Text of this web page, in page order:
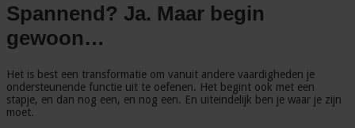
Spannend? Ja. Maar begin
gewoon…
Het is best een transformatie om vanuit andere vaardigheden je
ondersteunende functie uit te oefenen. Het begint ook met een
stapje, en dan nog een, en nog een. En uiteindelijk ben je waar je zijn
moet.